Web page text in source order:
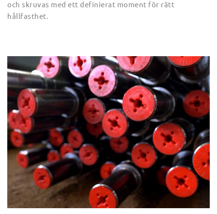
och skruvas med ett definierat moment för rätt
hållfasthet.